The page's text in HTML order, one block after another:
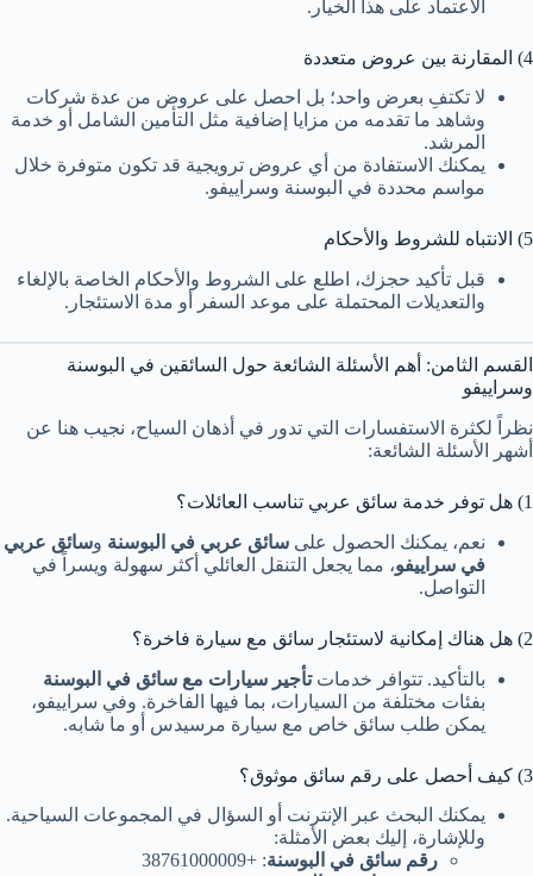
الاعتماد على هذا الخيار.
4) المقارنة بين عروض متعددة
لا تكتفِ بعرض واحد؛ بل احصل على عروض من عدة شركات
وشاهد ما تقدمه من مزايا إضافية مثل التأمين الشامل أو خدمة
المرشد.
يمكنك الاستفادة من أي عروض ترويجية قد تكون متوفرة خلال
مواسم محددة في البوسنة وسراييفو.
5) الانتباه للشروط والأحكام
قبل تأكيد حجزك، اطلع على الشروط والأحكام الخاصة بالإلغاء
والتعديلات المحتملة على موعد السفر أو مدة الاستئجار.
القسم الثامن: أهم الأسئلة الشائعة حول السائقين في البوسنة
وسراييفو
نظراً لكثرة الاستفسارات التي تدور في أذهان السياح، نجيب هنا عن
أشهر الأسئلة الشائعة:
1) هل توفر خدمة سائق عربي تناسب العائلات؟
نعم، يمكنك الحصول على سائق عربي في البوسنة وسائق عربي
في سراييفو، مما يجعل التنقل العائلي أكثر سهولة ويسراً في
التواصل.
2) هل هناك إمكانية لاستئجار سائق مع سيارة فاخرة؟
بالتأكيد. تتوافر خدماتتأجير سيارات مع سائق في البوسنة
بفئات مختلفة من السيارات، بما فيها الفاخرة. وفي سراييفو،
يمكن طلب سائق خاص مع سيارة مرسيدس أو ما شابه.
3) كيف أحصل على رقم سائق موثوق؟
يمكنك البحث عبر الإنترنت أو السؤال في المجموعات السياحية.
وللإشارة، إليك بعض الأمثلة:
رقم سائق في البوسنة: +38761000009